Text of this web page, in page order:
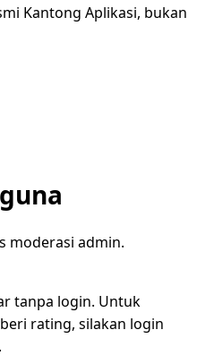
Kantong Aplikasi, bukan
moderasi admin.
tanpa login. Untuk
rating, silakan login